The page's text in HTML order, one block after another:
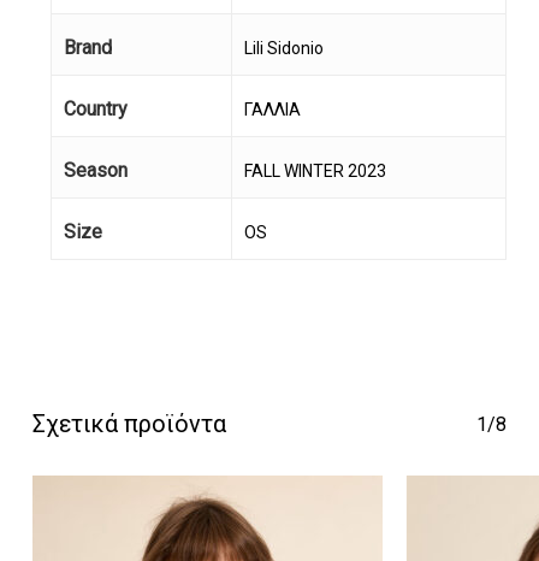
καλάθι σας.
Brand Lili Sidonio
Country ΓΑΛΛΙΑ
Season FALL WINTER 2023
Size OS
Σχετικά προϊόντα 1/8